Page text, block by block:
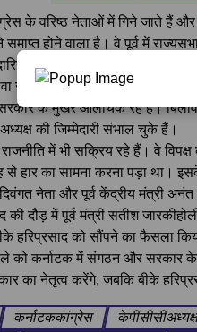
के वरिष्ठ नेताओं में गिने जाते हैं
समाप्त होने वाला है। वे पूर्व में
निभा चुके हैं।
समुदाय से आने वाले हरिप्रसाद
के मुखर आलोचक रहे हैं। बिलावा
की जिम्मेदारी संभाल चुके हैं।
राजनीति में भी सक्रिय रहे हैं। वे
से हार का सामना करना पड़ा था।
नेता और पूर्व केंद्रीय मंत्री अनंत
की दौड़ में पूर्व मंत्री सतीश
हरिप्रसाद को सौंपने का फैसला
कर्नाटक में संगठन और सरकार के
का नेतृत्व करेंगे, जबकि बीके
कर्नाटककांग्रेस